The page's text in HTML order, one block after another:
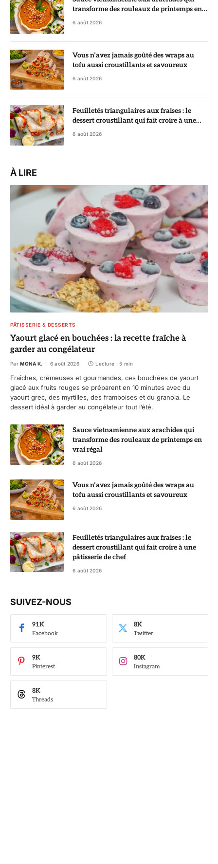
transforme des rouleaux de printemps en
vrai régal
6 août 2026
Vous n’avez jamais goûté des wraps au
tofu aussi croustillants et savoureux
6 août 2026
Feuilletés triangulaires aux fraises : le
dessert croustillant qui fait croire à une
pâtisserie de chef
6 août 2026
À LIRE
PÂTISSERIE & DESSERTS
Yaourt glacé en bouchées : la recette fraîche à
garder au congélateur
Par MONA K. 6 août 2026 Lecture : 5 min
Fraîches, crémeuses et gourmandes, ces bouchées de yaourt
glacé aux fruits rouges se préparent en 10 minutes avec du
yaourt grec, des myrtilles, des framboises et du granola. Le
dessert idéal à garder au congélateur tout l’été.
Sauce vietnamienne aux arachides qui
transforme des rouleaux de printemps en
vrai régal
6 août 2026
Vous n’avez jamais goûté des wraps au
tofu aussi croustillants et savoureux
6 août 2026
Feuilletés triangulaires aux fraises : le
dessert croustillant qui fait croire à une
pâtisserie de chef
6 août 2026
SUIVEZ-NOUS
Facebook
91K
Twitter
8K
Pinterest
9K
Instagram
80K
Threads
8K